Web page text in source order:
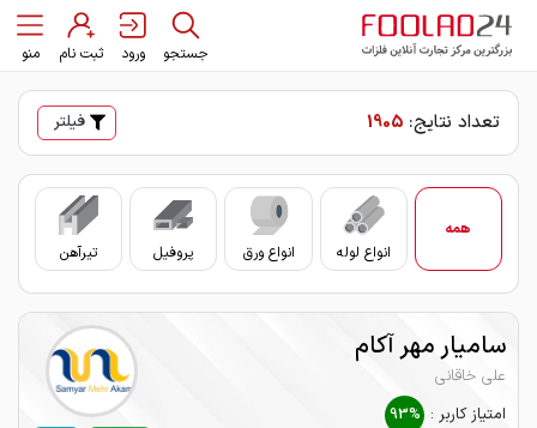
جستجو ورود ثبت نام منو
تعداد نتایج: 1905 فیلتر
همه
انواع لوله
انواع ورق پروفیل تیرآهن
سامیار مهر آکام
علی خاقانی
امتیاز کاربر : 93%